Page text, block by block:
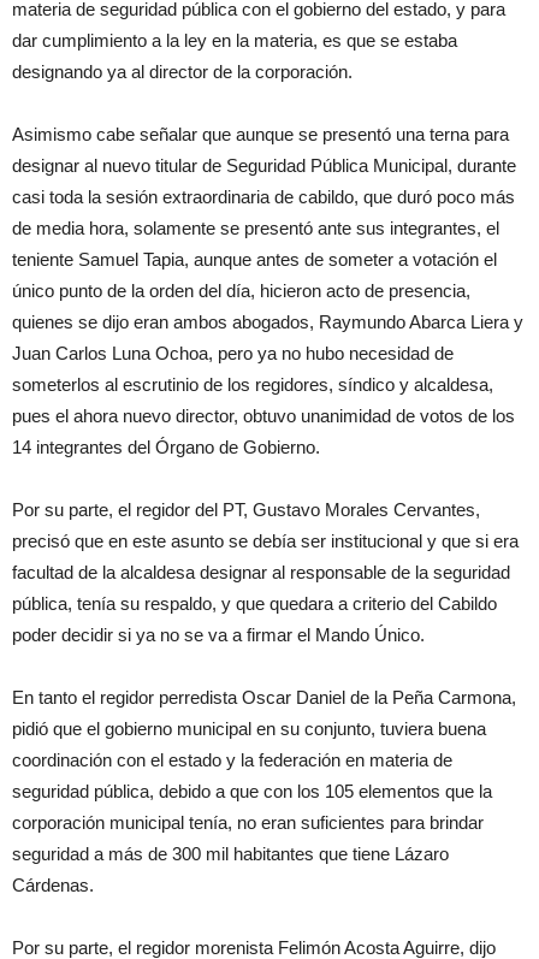
materia de seguridad pública con el gobierno del estado, y para
dar cumplimiento a la ley en la materia, es que se estaba
designando ya al director de la corporación.
Asimismo cabe señalar que aunque se presentó una terna para
designar al nuevo titular de Seguridad Pública Municipal, durante
casi toda la sesión extraordinaria de cabildo, que duró poco más
de media hora, solamente se presentó ante sus integrantes, el
teniente Samuel Tapia, aunque antes de someter a votación el
único punto de la orden del día, hicieron acto de presencia,
quienes se dijo eran ambos abogados, Raymundo Abarca Liera y
Juan Carlos Luna Ochoa, pero ya no hubo necesidad de
someterlos al escrutinio de los regidores, síndico y alcaldesa,
pues el ahora nuevo director, obtuvo unanimidad de votos de los
14 integrantes del Órgano de Gobierno.
Por su parte, el regidor del PT, Gustavo Morales Cervantes,
precisó que en este asunto se debía ser institucional y que si era
facultad de la alcaldesa designar al responsable de la seguridad
pública, tenía su respaldo, y que quedara a criterio del Cabildo
poder decidir si ya no se va a firmar el Mando Único.
En tanto el regidor perredista Oscar Daniel de la Peña Carmona,
pidió que el gobierno municipal en su conjunto, tuviera buena
coordinación con el estado y la federación en materia de
seguridad pública, debido a que con los 105 elementos que la
corporación municipal tenía, no eran suficientes para brindar
seguridad a más de 300 mil habitantes que tiene Lázaro
Cárdenas.
Por su parte, el regidor morenista Felimón Acosta Aguirre, dijo